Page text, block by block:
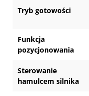
Tryb gotowości
Funkcja
pozycjonowania
Sterowanie
hamulcem silnika